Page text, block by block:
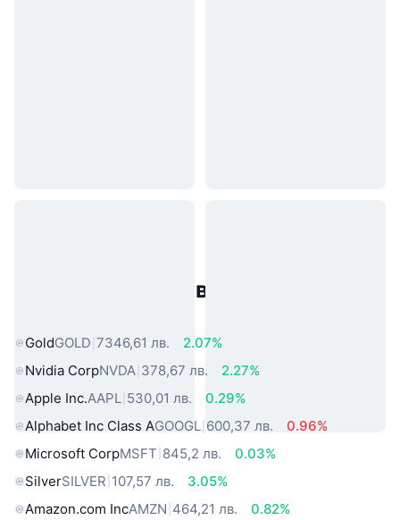
Популярни активи от реалния
GoldGOLD 7346,61 лв.
2.07%
Nvidia CorpNVDA 378,67 лв.
2.27%
Apple Inc.AAPL 530,01 лв.
0.29%
Alphabet Inc Class AGOOGL 600,37 лв.
0.96%
Microsoft CorpMSFT 845,2 лв.
0.03%
SilverSILVER 107,57 лв.
3.05%
Amazon.com IncAMZN 464,21 лв. 0.82%